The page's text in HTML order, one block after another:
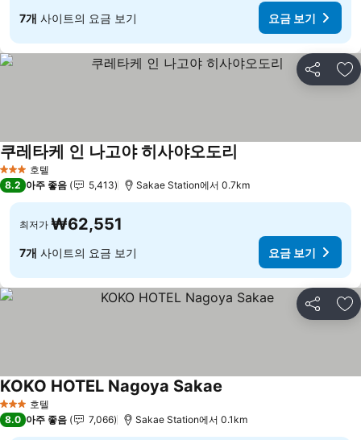
7개 사이트의 요금 보기 요금 보기
공유 즐
3 성급 호텔
쿠레타케 인 나고야 히사야오도리
8.2 아주 좋음 5,413 Sakae Station에서 0.7km
최저가 ₩62,551
7개 사이트의 요금 보기 요금 보기
공유 즐
3 성급 호텔
KOKO HOTEL Nagoya Sakae
8.0 아주 좋음 7,066 Sakae Station에서 0.1km